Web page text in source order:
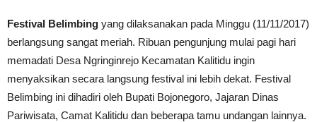
Festival Belimbing yang dilaksanakan pada Minggu (11/11/2017)
berlangsung sangat meriah. Ribuan pengunjung mulai pagi hari
memadati Desa Ngringinrejo Kecamatan Kalitidu ingin
menyaksikan secara langsung festival ini lebih dekat. Festival
Belimbing ini dihadiri oleh Bupati Bojonegoro, Jajaran Dinas
Pariwisata, Camat Kalitidu dan beberapa tamu undangan lainnya.